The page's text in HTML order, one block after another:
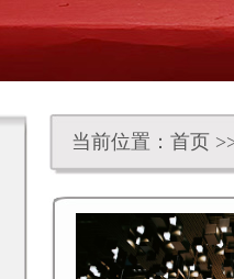
当前位置： 首页